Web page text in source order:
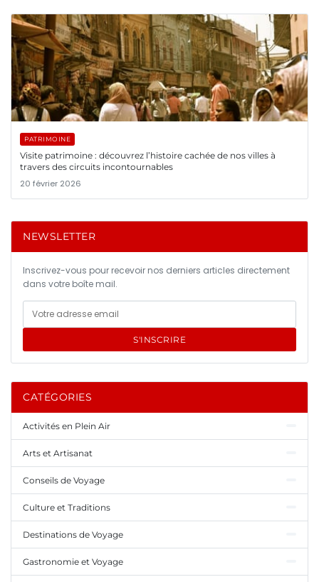
PATRIMOINE
Visite patrimoine : découvrez l’histoire cachée de nos villes à
travers des circuits incontournables
20 février 2026
NEWSLETTER
Inscrivez-vous pour recevoir nos derniers articles directement
dans votre boîte mail.
S'INSCRIRE
CATÉGORIES
Activités en Plein Air
Arts et Artisanat
Conseils de Voyage
Culture et Traditions
Destinations de Voyage
Gastronomie et Voyage